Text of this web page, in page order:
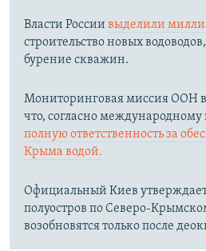
Власти России выделили
строительство новых
бурение скважин.
Мониторинговая миссия ООН в
что, согласно международному
полную ответственность за
Крыма водой.
Официальный Киев
полуостров по Северо-
возобновятся только после